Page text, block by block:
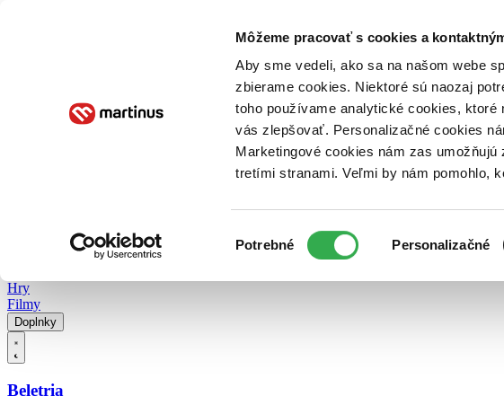
Môžeme pracovať s cookies a
Aby sme vedeli, ako sa na našom webe
zbierame cookies. Niektoré sú naozaj
toho používame analytické cookies,
vás zlepšovať. Personalizačné cookies
Marketingové cookies nám zas
tretími stranami. Veľmi by nám pomohlo,
súhlasu
Potrebné Personalizačné
Poukážky Kontakt
Hry
Filmy
Doplnky
Beletria